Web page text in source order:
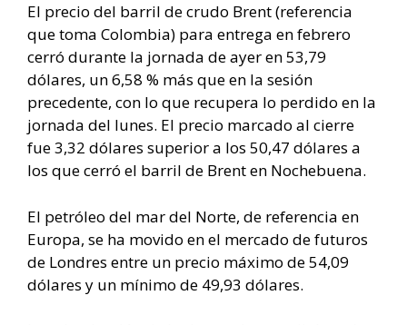
El precio del barril de crudo Brent (referencia
que toma Colombia) para entrega en febrero
cerró durante la jornada de ayer en 53,79
dólares, un 6,58 % más que en la sesión
precedente, con lo que recupera lo perdido en la
jornada del lunes. El precio marcado al cierre
fue 3,32 dólares superior a los 50,47 dólares a
los que cerró el barril de Brent en Nochebuena.
El petróleo del mar del Norte, de referencia en
Europa, se ha movido en el mercado de futuros
de Londres entre un precio máximo de 54,09
dólares y un mínimo de 49,93 dólares.